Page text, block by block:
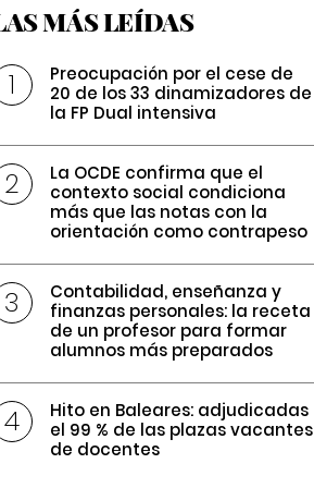
MÁS LEÍDAS
Preocupación por el cese de
20 de los 33 dinamizadores de
la FP Dual intensiva
La OCDE confirma que el
contexto social condiciona
más que las notas con la
orientación como contrapeso
Contabilidad, enseñanza y
finanzas personales: la receta
de un profesor para formar
alumnos más preparados
Hito en Baleares: adjudicadas
el 99 % de las plazas vacantes
de docentes